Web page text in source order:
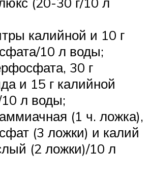
калийной и 10 г
10 л воды;
30 г
и 15 г калийной
л воды;
(1 ч. ложка),
(3 ложки) и калий
(2 ложки)/10 л